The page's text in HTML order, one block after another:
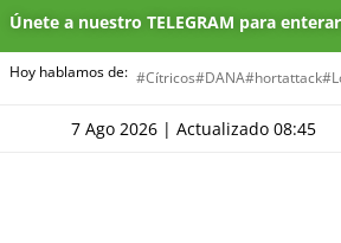
Únete a nuestro TELEGRAM para
Hoy hablamos de: #Cítricos#DANA#hortattack
7 Ago 2026 | Actualizado 08:45